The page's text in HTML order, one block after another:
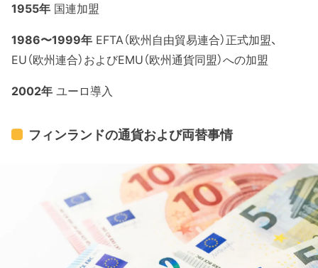
1955年 国連加盟
1986〜1999年 EFTA（欧州自由貿易連合）正式加盟、
EU（欧州連合）およびEMU（欧州通貨同盟）への加盟
2002年 ユーロ導入
フィンランドの通貨および両替事情